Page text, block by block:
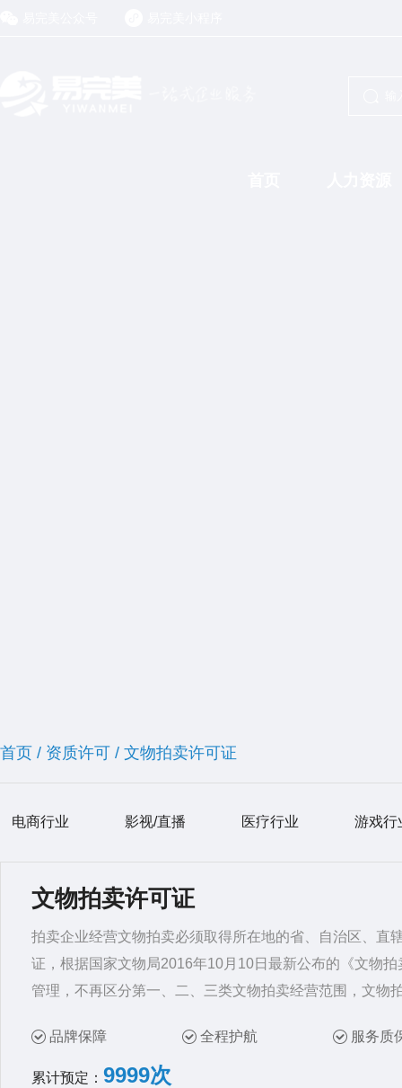
首页 / 资质许可 / 文物拍卖许可证
电商行业 影视/直播 医疗行业 游戏行
文物拍卖许可证
拍卖企业经营文物拍卖必须取得所在地的省、自治区、直
证，根据国家文物局2016年10月10日最新公布的《文物
管理，不再区分第一、二、三类文物拍卖经营范围，文物
品牌保障 全程护航 服务质
累计预定： 9999次